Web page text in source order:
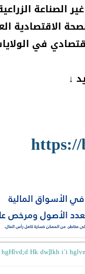
الصناعة
الاقتصادية
في
↓
Hk dw]lkh i`i